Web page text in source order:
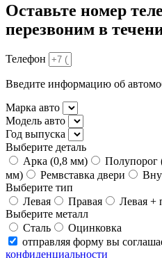
Оставьте номер
перезвоним в
Телефон
Введите информацию об
Марка авто
Модель авто
Год выпуска
Выберите деталь
Арка (0,8 мм)
Полупорог
мм)
Ремвставка двери
Выберите тип
Левая
Правая
Левая +
Выберите металл
Сталь
Оцинковка
отправляя форму вы
конфиденциальности